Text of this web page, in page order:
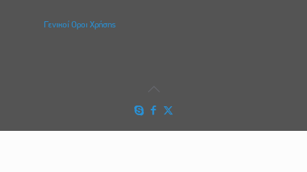
Γενικοί Οροι Χρήσης